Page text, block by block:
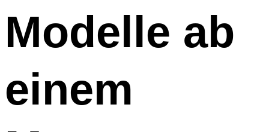
Modelle ab
einem